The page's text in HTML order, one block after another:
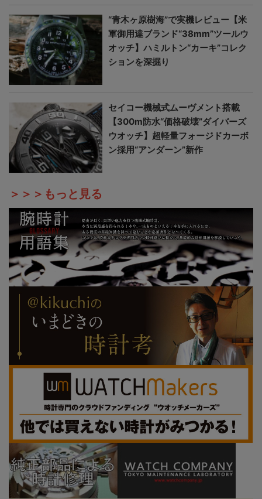
“青木ヶ原樹海”で実機レビュー【米
軍御用達ブランド“38mm”ツールウ
オッチ】ハミルトン“カーキ”コレク
ションを深掘り
セイコー機械式ムーヴメント搭載
【300m防水“価格破壊”ダイバーズ
ウオッチ】超軽量フォージドカーボ
ン採用“アンダーン”新作
＞＞＞もっと見る